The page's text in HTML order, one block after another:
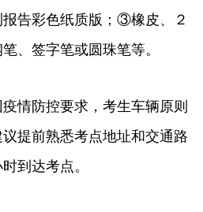
告彩色纸质版；③橡皮、２
、签字笔或圆珠笔等。
情防控要求，考生车辆原则
提前熟悉考点地址和交通路
到达考点。